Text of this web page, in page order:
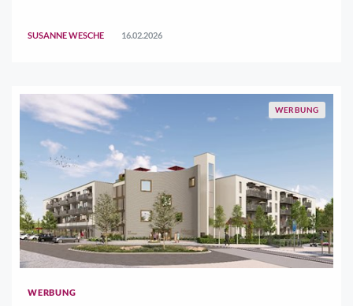
SUSANNE WESCHE 16.02.2026
WERBUNG
WERBUNG